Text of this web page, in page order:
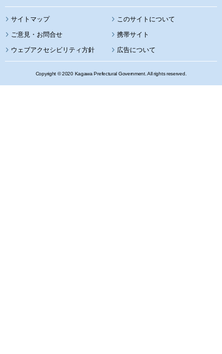
サイトマップ このサイトについて
携帯サイト
ウェブアクセシビリティ方針 広告について
Copyright © 2020 Kagawa Prefectural Government. All rights reserved.